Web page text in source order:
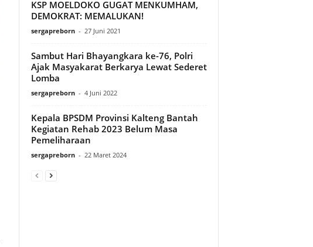
KSP MOELDOKO GUGAT MENKUMHAM,
DEMOKRAT: MEMALUKAN!
sergapreborn - 27 Juni 2021
Sambut Hari Bhayangkara ke-76, Polri
Ajak Masyakarat Berkarya Lewat Sederet
Lomba
sergapreborn - 4 Juni 2022
Kepala BPSDM Provinsi Kalteng Bantah
Kegiatan Rehab 2023 Belum Masa
Pemeliharaan
sergapreborn - 22 Maret 2024